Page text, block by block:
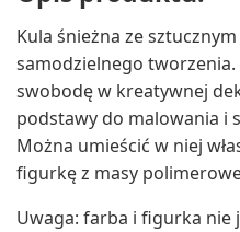
Kula śnieżna ze
samodzielnego
swobodę w kreatywnej
podstawy do malowania i
Można umieścić w niej
figurkę z masy
Uwaga: farba i figurka nie